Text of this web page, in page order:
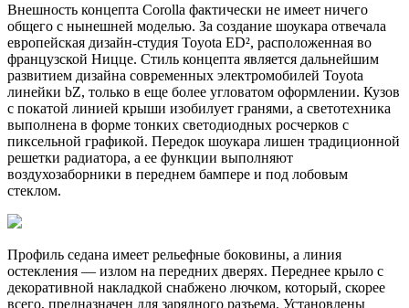
Внешность концепта Corolla фактически не имеет ничего
общего с нынешней моделью. За создание шоукара отвечала
европейская дизайн-студия Toyota ED², расположенная во
французской Ницце. Стиль концепта является дальнейшим
развитием дизайна современных электромобилей Toyota
линейки bZ, только в еще более угловатом оформлении. Кузов
с покатой линией крыши изобилует гранями, а светотехника
выполнена в форме тонких светодиодных росчерков с
пиксельной графикой. Передок шоукара лишен традиционной
решетки радиатора, а ее функции выполняют
воздухозаборники в переднем бампере и под лобовым
стеклом.
Профиль седана имеет рельефные боковины, а линия
остекления — излом на передних дверях. Переднее крыло с
декоративной накладкой снабжено лючком, который, скорее
всего, предназначен для зарядного разъема. Установлены